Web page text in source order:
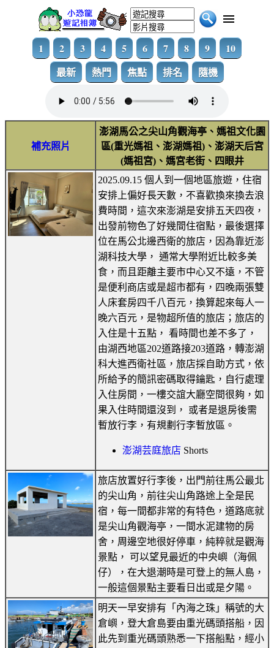
1 2 3 4 5 6 7 8 9
10
最新
熱門 焦點 排名 隨機
補充照片
澎湖馬公之尖山角觀海亭、媽祖文化園
區(重光媽祖、澎湖媽祖)、澎湖天后宮
(媽祖宮)、媽宮老街、四眼井
2025.09.15 個人到一個地區旅遊，住宿
安排上偏好長天數，不喜歡換來換去浪
費時間，這次來澎湖是安排五天四夜，
出發前物色了好幾間住宿點，最後選擇
位在馬公北邊西衛的旅店，因為靠近澎
湖科技大學， 通常大學附近比較多美
食，而且距離主要市中心又不遠，不管
是便利商店或是超市都有，四晚兩張雙
人床套房四千八百元，換算起來每人一
晚六百元，是物超所值的旅店；旅店的
入住是十五點， 看時間也差不多了，
由湖西地區202道路接203道路，轉澎湖
科大進西衛社區，旅店採自助方式，依
所給予的簡訊密碼取得鑰匙，自行處理
入住房間，一樓交誼大廳空間很夠，如
果入住時間還沒到， 或者是退房後需
暫放行李，有規劃行李暫放區。
澎湖芸庭旅店 Shorts
旅店放置好行李後，出門前往馬公最北
的尖山角，前往尖山角路途上全是民
宿，每一間都非常的有特色，道路底就
是尖山角觀海亭，一間水泥建物的房
舍，周邊空地很好停車，純粹就是觀海
景點， 可以望見最近的中央嶼（海佩
仔），在大退潮時是可登上的無人島，
一般這個景點主要看日出或是夕陽。
明天一早安排有「內海之珠」稱號的大
倉嶼，登大倉島要由重光碼頭搭船，因
此先到重光碼頭熟悉一下搭船點，經小